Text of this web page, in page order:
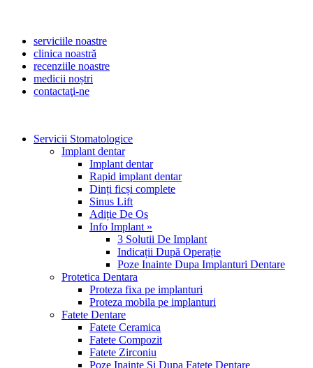
serviciile noastre
clinica noastră
recenziile noastre
medicii noștri
contactaţi-ne
Servicii Stomatologice
Implant dentar
Implant dentar
Rapid implant dentar
Dinți ficși complete
Sinus Lift
Adiție De Os
Info Implant »
3 Solutii De Implant
Indicații După Operație
Poze Inainte Dupa Implanturi Dentare
Protetica Dentara
Proteza fixa pe implanturi
Proteza mobila pe implanturi
Fatete Dentare
Fatete Ceramica
Fatete Compozit
Fatete Zirconiu
Poze Inainte Si Dupa Fatete Dentare